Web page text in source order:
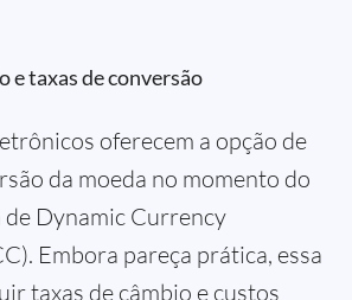
e taxas de conversão
oferecem a opção de
da moeda no momento do
de Dynamic Currency
Embora pareça prática, essa
taxas de câmbio e custos